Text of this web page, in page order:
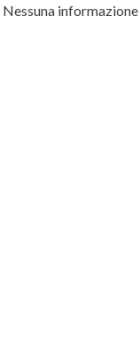
Nessuna